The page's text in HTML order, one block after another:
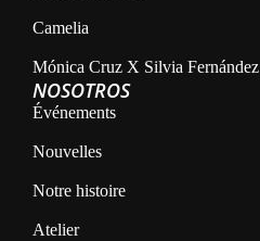
Camelia
Mónica Cruz X Silvia Fernández
NOSOTROS
Événements
Nouvelles
Notre histoire
Atelier